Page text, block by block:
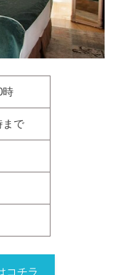
時
まで
コチラ